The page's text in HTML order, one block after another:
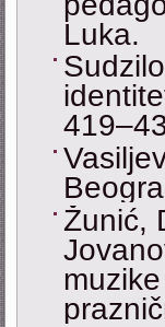
Luka.
Žunić,